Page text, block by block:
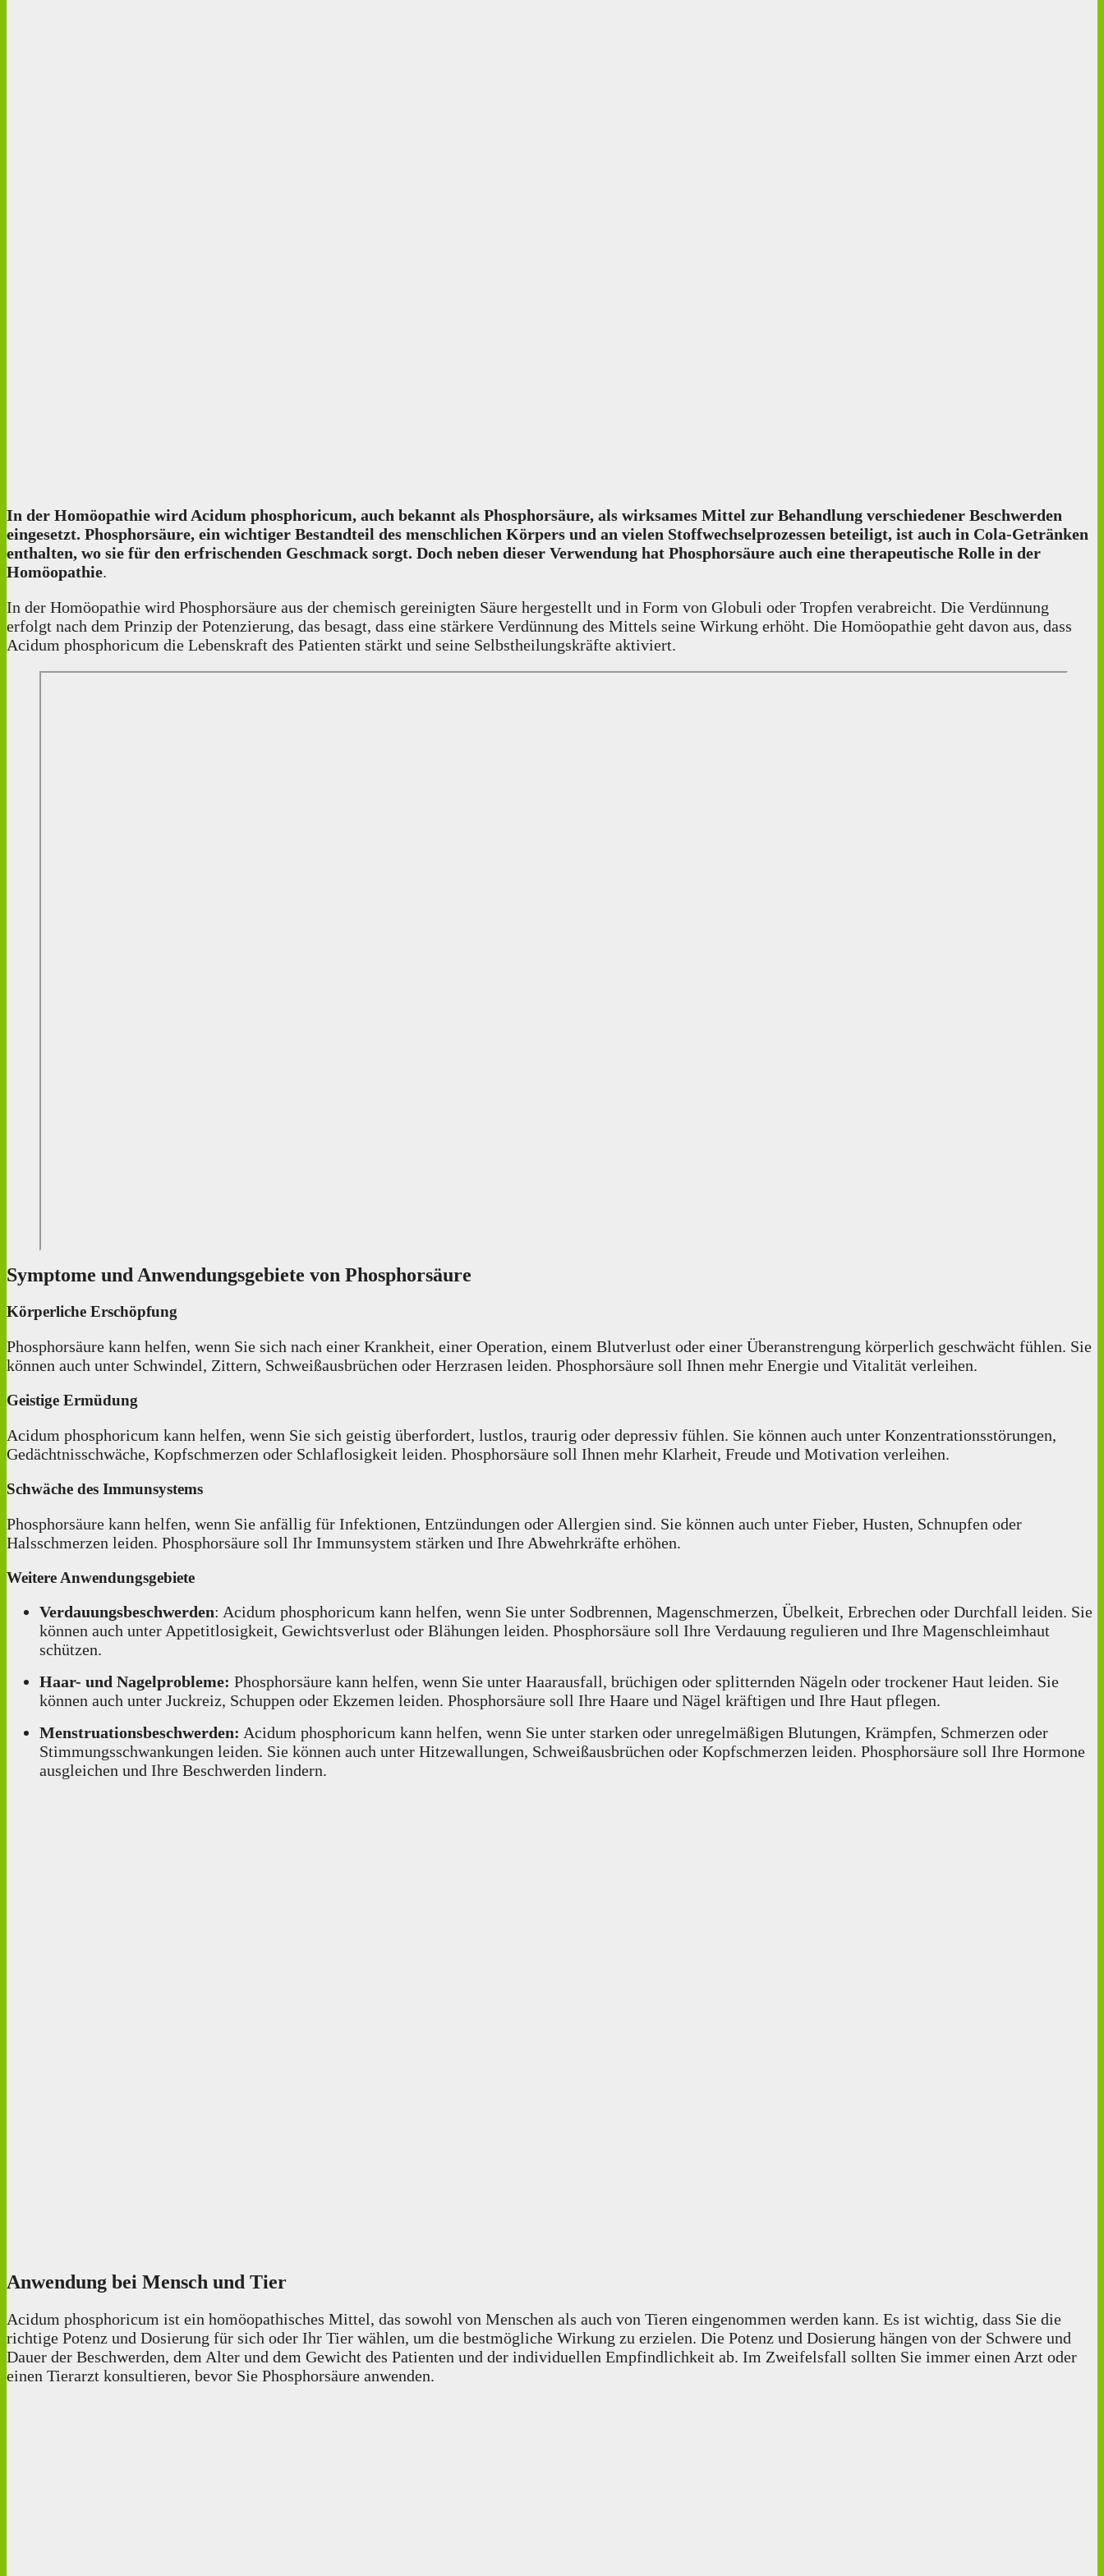
In der Homöopathie wird Acidum phosphoricum, auch bekannt als Phosphorsäure, als wirksames Mittel zur Behandlung verschiedener Beschwerden
eingesetzt. Phosphorsäure, ein wichtiger Bestandteil des menschlichen Körpers und an vielen Stoffwechselprozessen beteiligt, ist auch in Cola-Getränken
enthalten, wo sie für den erfrischenden Geschmack sorgt. Doch neben dieser Verwendung hat Phosphorsäure auch eine therapeutische Rolle in der
Homöopathie.
In der Homöopathie wird Phosphorsäure aus der chemisch gereinigten Säure hergestellt und in Form von Globuli oder Tropfen verabreicht. Die Verdünnung
erfolgt nach dem Prinzip der Potenzierung, das besagt, dass eine stärkere Verdünnung des Mittels seine Wirkung erhöht. Die Homöopathie geht davon aus, dass
Acidum phosphoricum die Lebenskraft des Patienten stärkt und seine Selbstheilungskräfte aktiviert.
Symptome und Anwendungsgebiete von Phosphorsäure
Körperliche Erschöpfung
Phosphorsäure kann helfen, wenn Sie sich nach einer Krankheit, einer Operation, einem Blutverlust oder einer Überanstrengung körperlich geschwächt fühlen. Sie
können auch unter Schwindel, Zittern, Schweißausbrüchen oder Herzrasen leiden. Phosphorsäure soll Ihnen mehr Energie und Vitalität verleihen.
Geistige Ermüdung
Acidum phosphoricum kann helfen, wenn Sie sich geistig überfordert, lustlos, traurig oder depressiv fühlen. Sie können auch unter Konzentrationsstörungen,
Gedächtnisschwäche, Kopfschmerzen oder Schlaflosigkeit leiden. Phosphorsäure soll Ihnen mehr Klarheit, Freude und Motivation verleihen.
Schwäche des Immunsystems
Phosphorsäure kann helfen, wenn Sie anfällig für Infektionen, Entzündungen oder Allergien sind. Sie können auch unter Fieber, Husten, Schnupfen oder
Halsschmerzen leiden. Phosphorsäure soll Ihr Immunsystem stärken und Ihre Abwehrkräfte erhöhen.
Weitere Anwendungsgebiete
Verdauungsbeschwerden: Acidum phosphoricum kann helfen, wenn Sie unter Sodbrennen, Magenschmerzen, Übelkeit, Erbrechen oder Durchfall leiden. Sie
können auch unter Appetitlosigkeit, Gewichtsverlust oder Blähungen leiden. Phosphorsäure soll Ihre Verdauung regulieren und Ihre Magenschleimhaut
schützen.
Haar- und Nagelprobleme: Phosphorsäure kann helfen, wenn Sie unter Haarausfall, brüchigen oder splitternden Nägeln oder trockener Haut leiden. Sie
können auch unter Juckreiz, Schuppen oder Ekzemen leiden. Phosphorsäure soll Ihre Haare und Nägel kräftigen und Ihre Haut pflegen.
Menstruationsbeschwerden: Acidum phosphoricum kann helfen, wenn Sie unter starken oder unregelmäßigen Blutungen, Krämpfen, Schmerzen oder
Stimmungsschwankungen leiden. Sie können auch unter Hitzewallungen, Schweißausbrüchen oder Kopfschmerzen leiden. Phosphorsäure soll Ihre Hormone
ausgleichen und Ihre Beschwerden lindern.
Anwendung bei Mensch und Tier
Acidum phosphoricum ist ein homöopathisches Mittel, das sowohl von Menschen als auch von Tieren eingenommen werden kann. Es ist wichtig, dass Sie die
richtige Potenz und Dosierung für sich oder Ihr Tier wählen, um die bestmögliche Wirkung zu erzielen. Die Potenz und Dosierung hängen von der Schwere und
Dauer der Beschwerden, dem Alter und dem Gewicht des Patienten und der individuellen Empfindlichkeit ab. Im Zweifelsfall sollten Sie immer einen Arzt oder
einen Tierarzt konsultieren, bevor Sie Phosphorsäure anwenden.